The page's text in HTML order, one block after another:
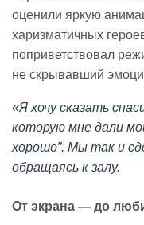
оценили яркую
харизматичных
поприветствовал
не скрывавший
«Я хочу сказать
которую мне дали
хорошо”. Мы так и
обращаясь к залу.
От экрана — до